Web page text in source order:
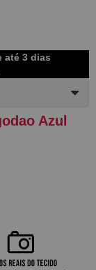
até 3 dias
Azul